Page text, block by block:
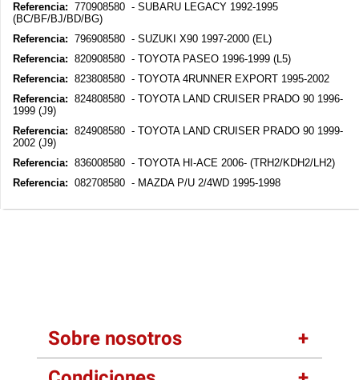
Referencia: 770908580 - SUBARU LEGACY 1992-1995
(BC/BF/BJ/BD/BG)
Referencia: 796908580 - SUZUKI X90 1997-2000 (EL)
Referencia: 820908580 - TOYOTA PASEO 1996-1999 (L5)
Referencia: 823808580 - TOYOTA 4RUNNER EXPORT 1995-2002
Referencia: 824808580 - TOYOTA LAND CRUISER PRADO 90 1996-
1999 (J9)
Referencia: 824908580 - TOYOTA LAND CRUISER PRADO 90 1999-
2002 (J9)
Referencia: 836008580 - TOYOTA HI-ACE 2006- (TRH2/KDH2/LH2)
Referencia: 082708580 - MAZDA P/U 2/4WD 1995-1998
Sobre nosotros